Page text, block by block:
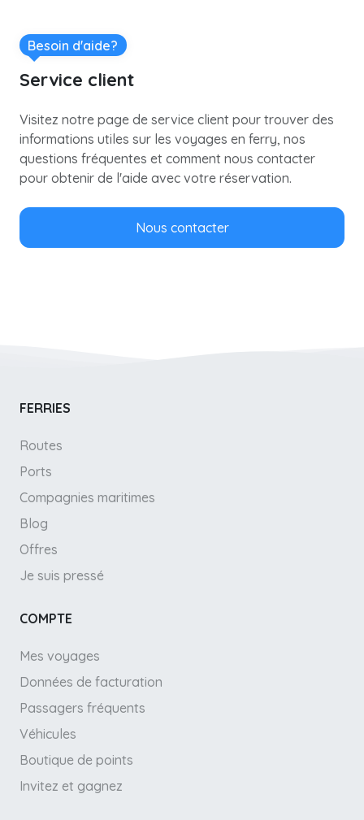
Besoin d'aide?
Service client
Visitez notre page de service client pour trouver des
informations utiles sur les voyages en ferry, nos
questions fréquentes et comment nous contacter
pour obtenir de l'aide avec votre réservation.
Nous contacter
FERRIES
Routes
Ports
Compagnies maritimes
Blog
Offres
Je suis pressé
COMPTE
Mes voyages
Données de facturation
Passagers fréquents
Véhicules
Boutique de points
Invitez et gagnez